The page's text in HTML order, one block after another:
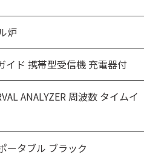
炉
イド 携帯型受信機 充電器付
ANALYZER 周波数 タイムイ
ータブル ブラック